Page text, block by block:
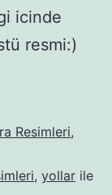
icinde
resmi:)
Resimleri,
, yollar ile